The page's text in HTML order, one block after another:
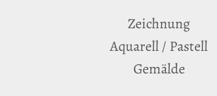
Zeichnung
Aquarell / Pastell
Gemälde